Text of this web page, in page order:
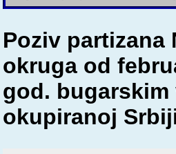
Poziv partizana
okruga od
god.
okupiranoj